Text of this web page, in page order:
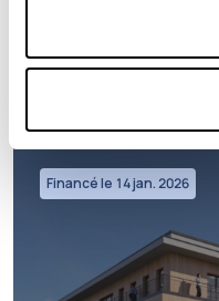
Financé le 14 jan. 2026